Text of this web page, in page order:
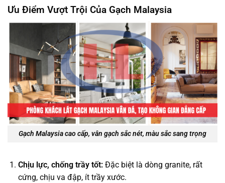
Ưu Điểm Vượt Trội Của Gạch Malaysia
Gạch Malaysia cao cấp, vân gạch sắc nét, màu sắc sang trọng
Chịu lực, chống trầy tốt:Đặc biệt là dòng granite, rất
cứng, chịu va đập, ít trầy xước.